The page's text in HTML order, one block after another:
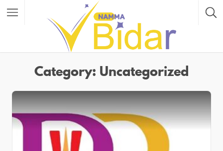
Category: Uncategorized